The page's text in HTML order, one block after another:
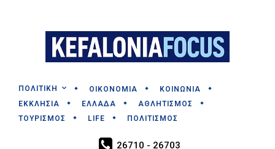
ΠΟΛΙΤΙΚΗ ΟΙΚΟΝΟΜΙΑ
ΚΟΙΝΩΝΙΑ
ΕΚΚΛΗΣΙΑ
ΕΛΛΑΔΑ
ΑΘΛΗΤΙΣΜΟΣ
ΤΟΥΡΙΣΜΟΣ
LIFE ΠΟΛΙΤΙΣΜΟΣ
26710 - 26703